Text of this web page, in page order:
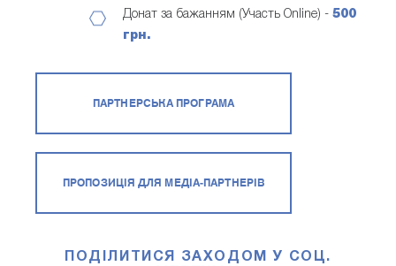
Донат за бажанням (Участь Online) - 500
грн.
ПАРТНЕРСЬКА ПРОГРАМА
ПРОПОЗИЦІЯ ДЛЯ МЕДІА-ПАРТНЕРІВ
ПОДІЛИТИСЯ ЗАХОДОМ У СОЦ.